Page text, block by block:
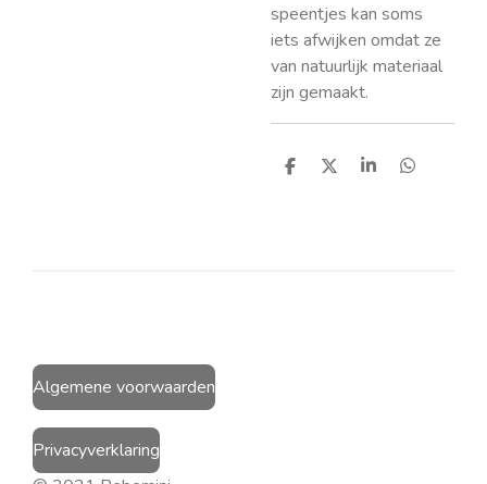
speentjes kan soms
iets afwijken omdat ze
van natuurlijk materiaal
zijn gemaakt.
D
D
S
D
Algemene voorwaarden
Privacyverklaring